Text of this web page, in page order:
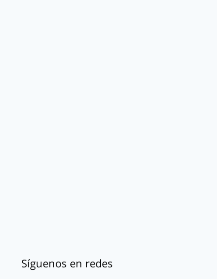
Síguenos en redes